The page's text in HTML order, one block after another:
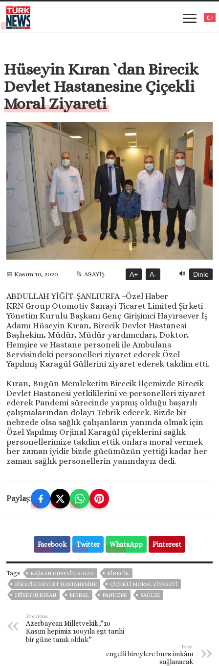
Hüseyin Kıran `dan Birecik
Devlet Hastanesine Çiçekli
Moral Ziyareti
📅 Kasım 10, 2020 📂 ASAYİŞ A+ A- 🔊 Dinle
ABDULLAH YİĞİT-ŞANLIURFA –Özel Haber
KRN Group Otomotiv Sanayi Ticaret Limited Şirketi
Yönetim Kurulu Başkanı Genç Girişimci Hayırsever İş
Adamı Hüseyin Kıran, Birecik Devlet Hastanesi
Başhekim, Müdür, Müdür yardımcıları, Doktor,
Hemşire ve Hastane personeli ile Ambulans
Servisindeki personelleri ziyaret ederek Özel
Yapılmış Karagül Güllerini ziyaret ederek takdim etti.
Kıran, Bugün Memleketim Birecik İlçemizde Birecik
Devlet Hastanesi yetkililerini ve personelleri ziyaret
ederek Pandemi sürecinde yapmış olduğu başarılı
çalışmalarından dolayı Tebrik ederek. Bizde bir
nebzede olsa sağlık çalışanların yanında olmak için
Özel Yapılmış Orjinal Karagül çiçeklerini sağlık
personellerimize takdim ettik onlara moral vermek
her zaman iyidir bizde gücümüzün yettiği kadar her
zaman sağlık personellerin yanındayız dedi.
Paylaş:
Facebook Twitter WhatsApp Pinterest
Tags BAŞKAN HÜSEYIN KIRAN
BİRECİK
BIRECIK DEVLET HASTANESINE
ÇIÇEKLI MORAL ZIYARETI
HÜSEYIN KIRAN
MORAL PANDEMİ SAĞLIK
Previous
Azerbaycan Milletvekili ,“10
Kasım hepimiz 100yıla eşit tarihi
bir güne tanık olduk”
Next
engelli bireylere burs imkânı
sağlanacak